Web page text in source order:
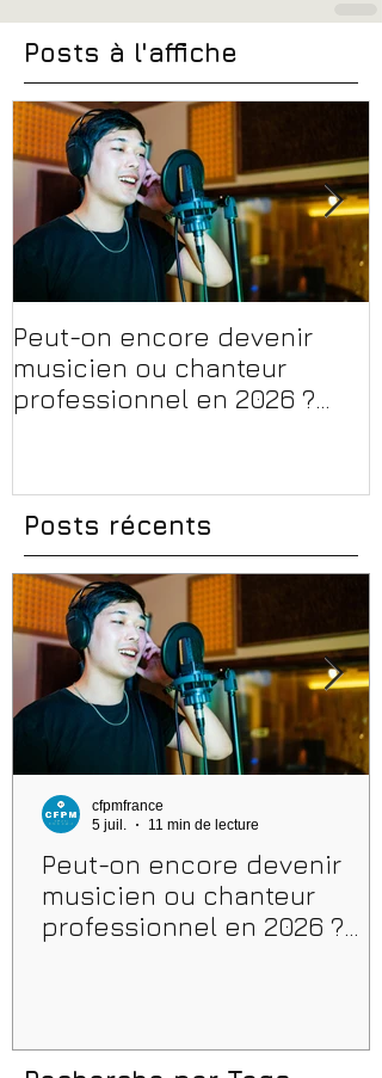
Posts à l'affiche
Peut-on encore devenir
musicien ou chanteur
professionnel en 2026 ?
Posts récents
Peut-on encore devenir
musicien ou chanteur
professionnel en 2026 ?
cfpmfrance
5 juil.
11 min de lecture